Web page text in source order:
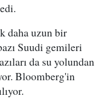
daha uzun bir
Suudi gemileri
da su yolundan
Bloomberg'in